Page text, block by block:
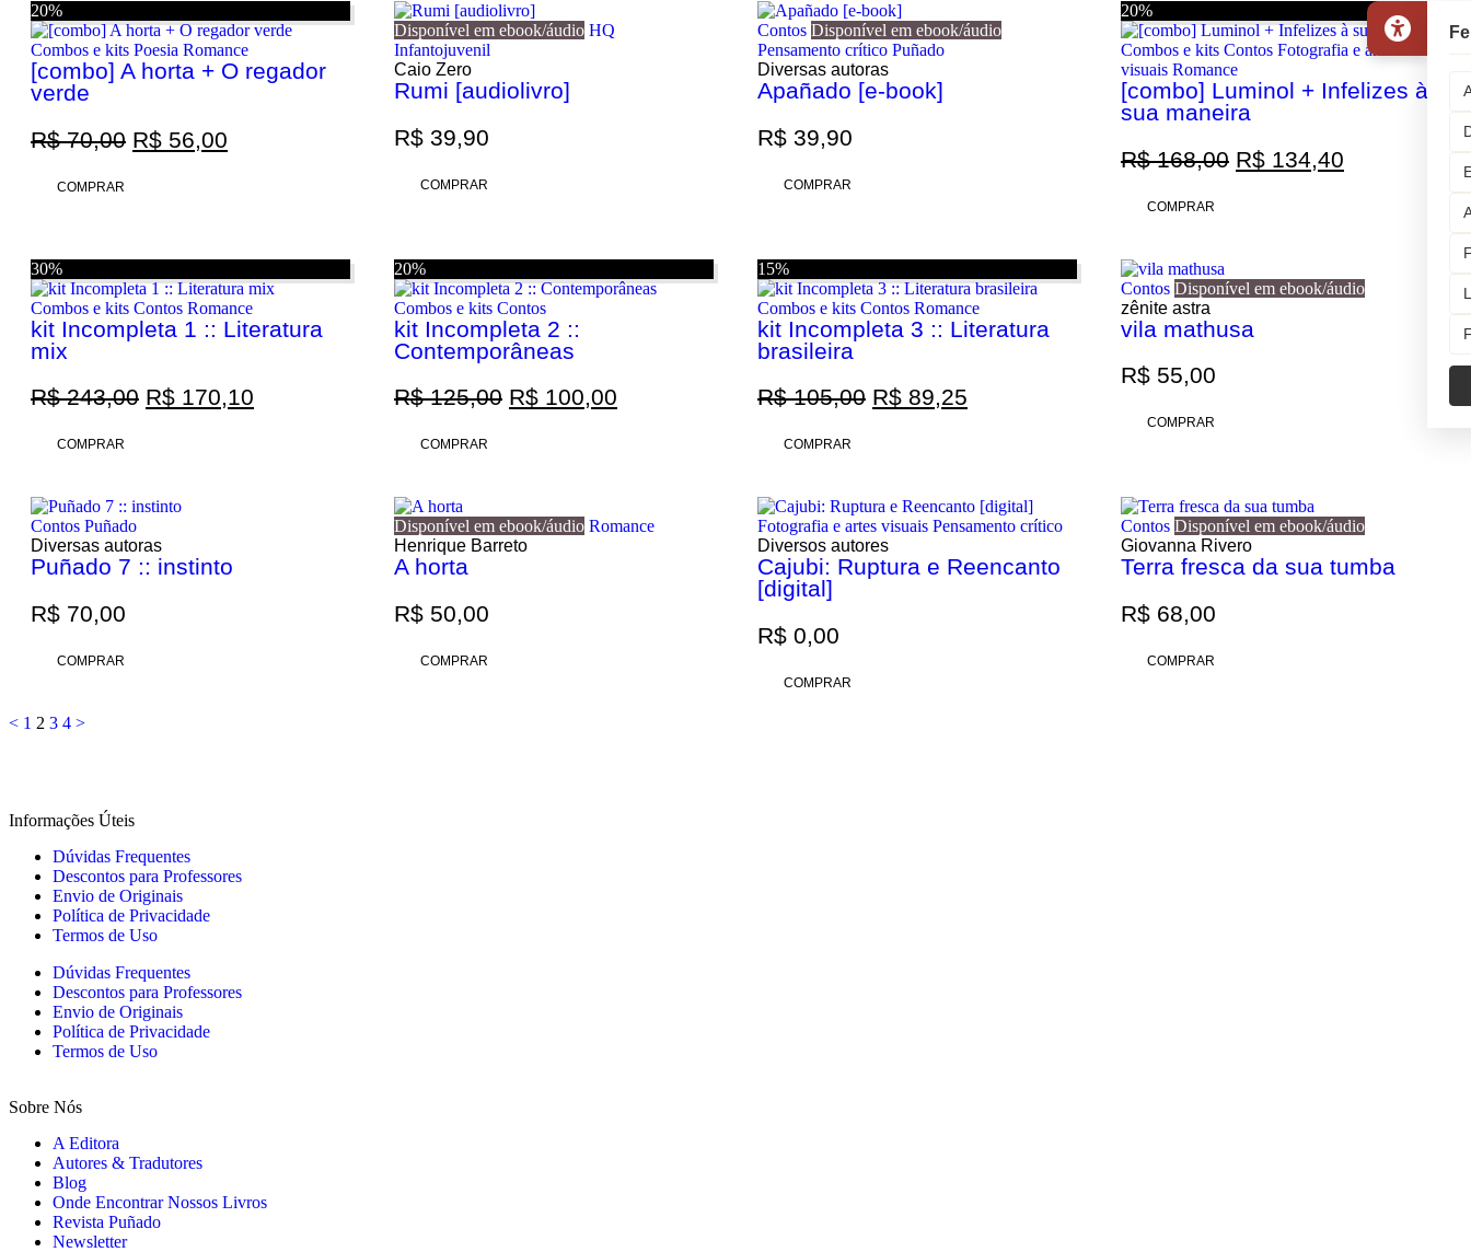
20%
Combos e kits Poesia Romance
[combo] A horta + O regador
verde
R$70,00 R$ 56,00
COMPRAR
Disponível em ebook/áudio HQ
Infantojuvenil
Caio Zero
Rumi [audiolivro]
R$ 39,90
COMPRAR
Contos Disponível em ebook/áudio
Pensamento crítico Puñado
Diversas autoras
Apañado [e-book]
R$ 39,90
COMPRAR
20%
Combos e kits Contos Fotografia e artes
visuais Romance
[combo] Luminol + Infelizes à
sua maneira
R$168,00 R$ 134,40
COMPRAR
30%
Combos e kits Contos Romance
kit Incompleta 1 :: Literatura
mix
R$243,00 R$ 170,10
COMPRAR
20%
Combos e kits Contos
kit Incompleta 2 ::
Contemporâneas
R$125,00 R$ 100,00
COMPRAR
15%
Combos e kits Contos Romance
kit Incompleta 3 :: Literatura
brasileira
R$105,00 R$ 89,25
COMPRAR
Contos Disponível em ebook/áudio
zênite astra
vila mathusa
R$ 55,00
COMPRAR
Contos Puñado
Diversas autoras
Puñado 7 :: instinto
R$ 70,00
COMPRAR
Disponível em ebook/áudio Romance
Henrique Barreto
A horta
R$ 50,00
COMPRAR
Fotografia e artes visuais Pensamento crítico
Diversos autores
Cajubi: Ruptura e Reencanto
[digital]
R$ 0,00
COMPRAR
Contos Disponível em ebook/áudio
Giovanna Rivero
Terra fresca da sua tumba
R$ 68,00
COMPRAR
< 1 2 3 4 >
Informações Úteis
Dúvidas Frequentes
Descontos para Professores
Envio de Originais
Política de Privacidade
Termos de Uso
Dúvidas Frequentes
Descontos para Professores
Envio de Originais
Política de Privacidade
Termos de Uso
Sobre Nós
A Editora
Autores & Tradutores
Blog
Onde Encontrar Nossos Livros
Revista Puñado
Newsletter